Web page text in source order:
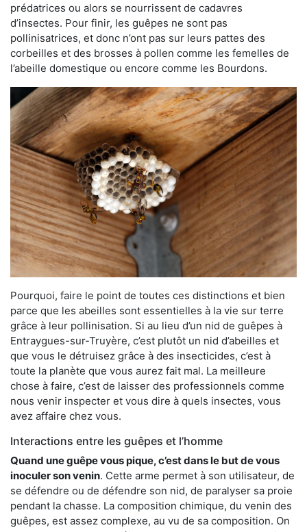
prédatrices ou alors se nourrissent de cadavres
d’insectes. Pour finir, les guêpes ne sont pas
pollinisatrices, et donc n’ont pas sur leurs pattes des
corbeilles et des brosses à pollen comme les femelles de
l’abeille domestique ou encore comme les Bourdons.
Pourquoi, faire le point de toutes ces distinctions et bien
parce que les abeilles sont essentielles à la vie sur terre
grâce à leur pollinisation. Si au lieu d’un nid de guêpes à
Entraygues-sur-Truyère, c’est plutôt un nid d’abeilles et
que vous le détruisez grâce à des insecticides, c’est à
toute la planète que vous aurez fait mal. La meilleure
chose à faire, c’est de laisser des professionnels comme
nous venir inspecter et vous dire à quels insectes, vous
avez affaire chez vous.
Interactions entre les guêpes et l’homme
Quand une guêpe vous pique, c’est dans le but de vous
inoculer son venin. Cette arme permet à son utilisateur, de
se défendre ou de défendre son nid, de paralyser sa proie
pendant la chasse. La composition chimique, du venin des
guêpes, est assez complexe, au vu de sa composition. On